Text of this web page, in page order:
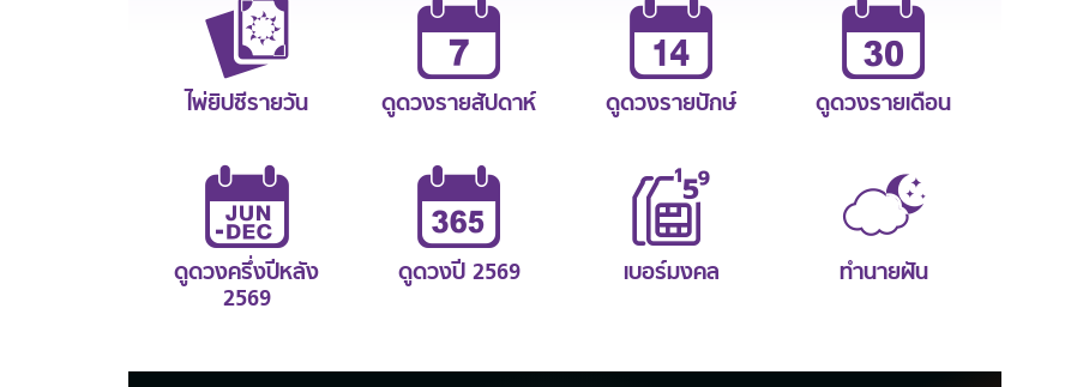
ไพ่ยิปซีรายวัน ดูดวงรายสัปดาห์ ดูดวงรายปักษ์ ดูดวงรายเดือน
ดูดวงครึ่งปีหลัง
2569
ดูดวงปี 2569 เบอร์มงคล ทำนายฝัน